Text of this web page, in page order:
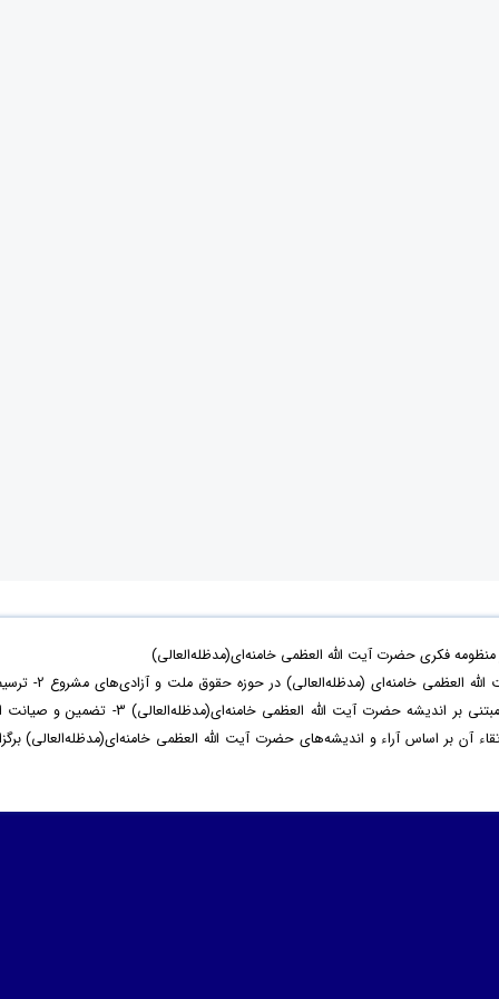
فکری حضرت آیت الله العظمی خامنه‌ای(مدظله‌العالی)
با هدف 1- بازخوانی اندیشه‌ و سیره‌ حضرت آیت الله العظمی خامنه‌ای (مدظله‌العالی) در حوزه‌ حقوق
نظام مطلوب حقوق ملت و آزادی‌های مشروع مبتنی بر اندیشه حضرت آیت الله العظمی خامنه‌ای(مدظله‌العالی) 3- تضمین
بر اساس آراء و اندیشه‌های حضرت آیت الله العظمی خامنه‌ای(مدظله‌العالی)